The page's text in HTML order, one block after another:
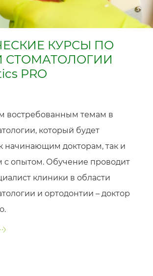
КУРСЫ ПО
СТОМАТОЛОГИИ
PRO
востребованным темам в
который будет
начинающим докторам, так и
с опытом. Обучение проводит
клиники в области
и ортодонтии – доктор